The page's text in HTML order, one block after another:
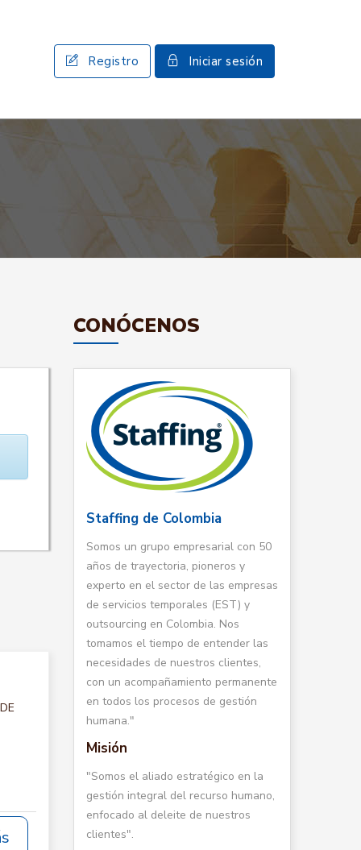
Registro Iniciar sesión
CONÓCENOS
Staffing de Colombia
Somos un grupo empresarial con 50
años de trayectoria, pioneros y
experto en el sector de las empresas
de servicios temporales (EST) y
outsourcing en Colombia. Nos
tomamos el tiempo de entender las
necesidades de nuestros clientes,
con un acompañamiento permanente
en todos los procesos de gestión
humana."
Misión
"Somos el aliado estratégico en la
gestión integral del recurso humano,
enfocado al deleite de nuestros
clientes".